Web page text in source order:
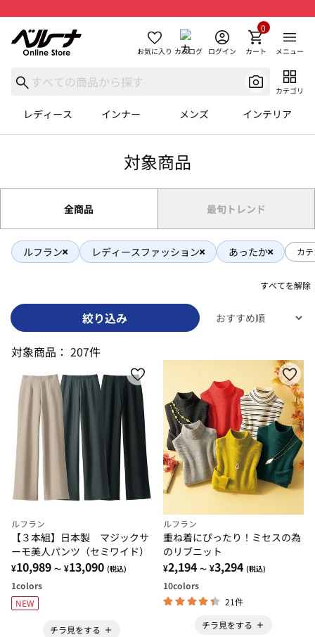
お気に入り カタログ ログイン カート
0
メニュー
カテゴリ
レディース インナー メンズ インテリア
対象商品
全商品 最旬トレンド
ルフラン レディースファッション あったか カ
すべてを解除
絞り込み
対象商品： 207件
ルフラン
【３本組】日本製 マジックサ
ーモ美人パンツ（セミワイド）
¥10,989 ～ ¥13,090 (税込)
1colors
NEW
チラ見をする
ルフラン
重ね着にぴったり！ミセスの為
のリブニット
¥2,194 ～ ¥3,294 (税込)
10colors
21件
チラ見をする